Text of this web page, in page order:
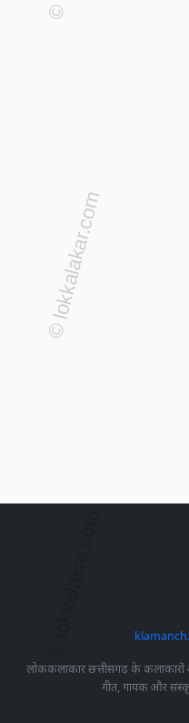
लोककलाकार छत्तीसगढ़ के
गीत, गायक और